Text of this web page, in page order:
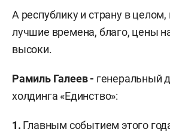
А республику и страну в
лучшие времена, благо, цены
высоки.
Рамиль Галеев - генеральный
холдинга «Единство»:
1. Главным событием этого